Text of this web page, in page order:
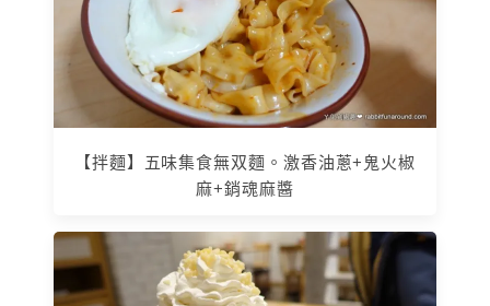
【拌麵】五味集食無双麵。激香油蔥+鬼火椒
麻+銷魂麻醬